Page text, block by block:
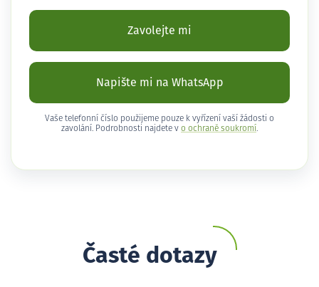
Zavolejte mi
Napište mi na WhatsApp
Vaše telefonní číslo použijeme pouze k vyřízení vaší žádosti o
zavolání. Podrobnosti najdete v o ochraně soukromí .
Časté dotazy